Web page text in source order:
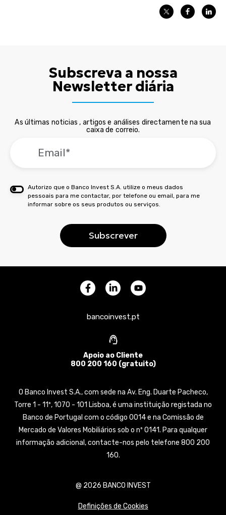
Subscreva a nossa
Newsletter diária
As últimas noticias , artigos e análises directamente na sua
caixa de correio.
Autorizo que o Banco Invest S.A. utilize o meus dados
pessoais para me contactar, por telefone ou email, para me
informar sobre os seus produtos ou serviços.
bancoinvest.pt
Apoio ao Cliente
800 200 160 (gratuito)
O Banco Invest S.A., com sede na Av. Eng. Duarte Pacheco,
Torre 1 - 11º, 1070 - 101 Lisboa, é uma instituição registada no
Banco de Portugal com o código 0014 e na Comissão de
Mercado de Valores Mobiliários sob o nº 0141. Para qualquer
informação adicional, contacte-nos pelo telefone 800 200
160.
@ 2026 BANCO INVEST
Definições de Cookies